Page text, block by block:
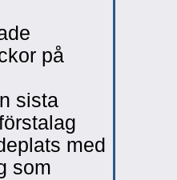
på
sista
med
som